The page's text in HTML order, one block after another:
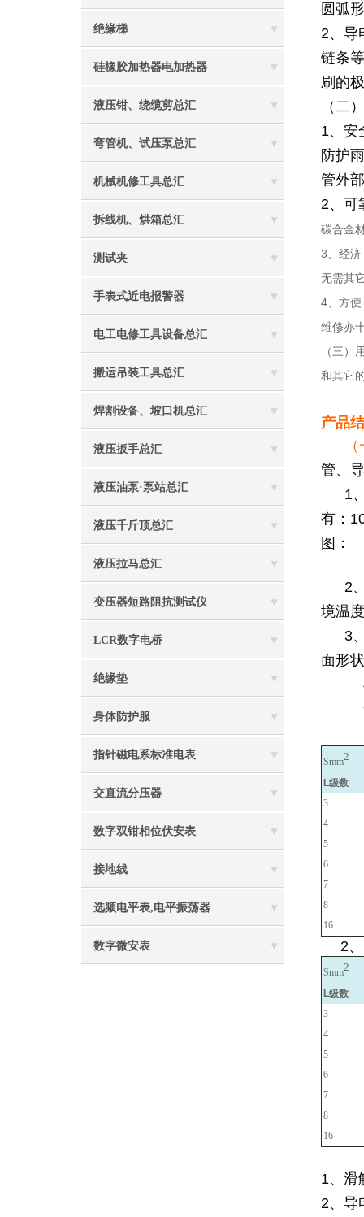
绝缘梯
硅橡胶加热器电加热器
液压钳、绕缆剪总汇
弯管机、试压泵总汇
机械机修工具总汇
拆线机、烘箱总汇
测试夹
手表式近电报警器
电工电修工具设备总汇
搬运吊装工具总汇
焊割设备、坡口机总汇
液压扳手总汇
液压油泵·泵站总汇
液压千斤顶总汇
液压拉马总汇
变压器短路阻抗测试仪
LCR数字电桥
绝缘垫
身体防护服
指针磁电系标准电表
交直流分压器
数字双钳相位伏安表
接地线
选频电平表,电平振荡器
数字微安表
圆弧
2、导
链条
刷的
（二
1、安
防护
管外
2、可
碳合金
3、经
无需其
4、方
维修亦
（三）
和其它
产品
管、
1
有：
图：
2
境温度
3
面形
Smm2
L级数
3
4
5
6
7
8
16
2
Smm2
L级数
3
4
5
6
7
8
16
1、滑
2、导